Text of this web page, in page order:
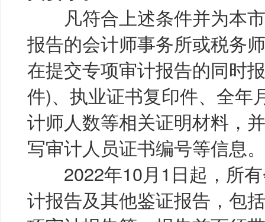
凡符合上述条件并为本市
报告的会计师事务所或税务
在提交专项审计报告的同时
件)、执业证书复印件、全年
计师人数等相关证明材料，
写审计人员证书编号等信息。
2022年10月1日起，所有
计报告及其他鉴证报告，包